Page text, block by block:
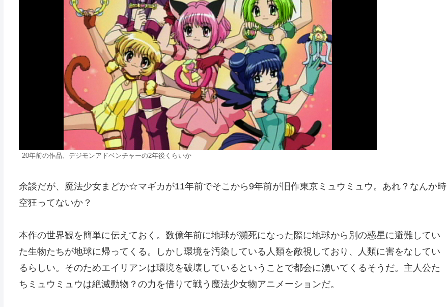
20年前の作品、デジモンアドベンチャーの2年後くらいか
余談だが、魔法少女まどか☆マギカが11年前でそこから9年前が旧作東京ミュウミュウ。あれ？なんか時
空狂ってないか？
本作の世界観を簡単に伝えておく。数億年前に地球が瀕死になった際に地球から別の惑星に避難してい
た生物たちが地球に帰ってくる。しかし環境を汚染している人類を敵視しており、人類に害をなしてい
るらしい。そのためエイリアンは環境を破壊しているということで都会に湧いてくるそうだ。主人公た
ちミュウミュウは絶滅動物？の力を借りて戦う魔法少女物アニメーションだ。